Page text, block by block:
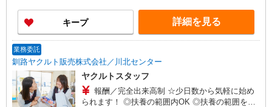
キープ 詳細を見る
業務委託
釧路ヤクルト販売株式会社／川北センター
ヤクルトスタッフ
報酬／完全出来高制 ☆少日数から気軽に始め
られます！ ◎扶養の範囲内OK ◎扶養の範囲を超